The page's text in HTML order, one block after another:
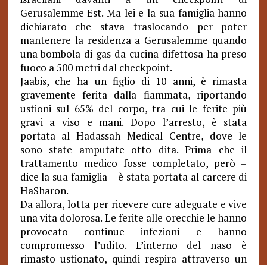
Gerusalemme Est. Ma lei e la sua famiglia hanno
dichiarato che stava traslocando per poter
mantenere la residenza a Gerusalemme quando
una bombola di gas da cucina difettosa ha preso
fuoco a 500 metri dal checkpoint.
Jaabis, che ha un figlio di 10 anni, è rimasta
gravemente ferita dalla fiammata, riportando
ustioni sul 65% del corpo, tra cui le ferite più
gravi a viso e mani. Dopo l’arresto, è stata
portata al Hadassah Medical Centre, dove le
sono state amputate otto dita. Prima che il
trattamento medico fosse completato, però –
dice la sua famiglia – è stata portata al carcere di
HaSharon.
Da allora, lotta per ricevere cure adeguate e vive
una vita dolorosa. Le ferite alle orecchie le hanno
provocato continue infezioni e hanno
compromesso l’udito. L’interno del naso è
rimasto ustionato, quindi respira attraverso un